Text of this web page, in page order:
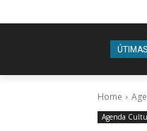
Home
Agenda